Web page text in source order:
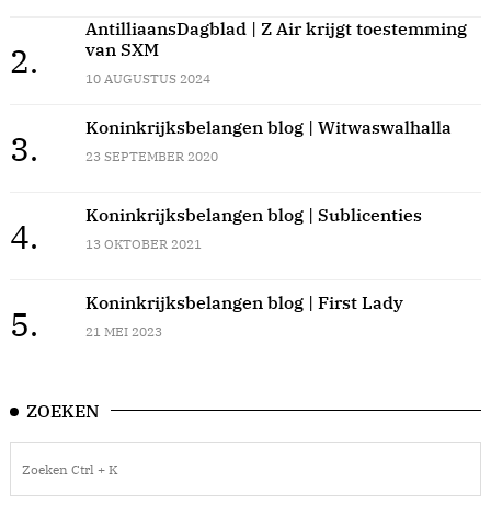
2.
AntilliaansDagblad | Z Air krijgt toestemming
van SXM
10 AUGUSTUS 2024
3.
Koninkrijksbelangen blog | Witwaswalhalla
23 SEPTEMBER 2020
4.
Koninkrijksbelangen blog | Sublicenties
13 OKTOBER 2021
5.
Koninkrijksbelangen blog | First Lady
21 MEI 2023
ZOEKEN